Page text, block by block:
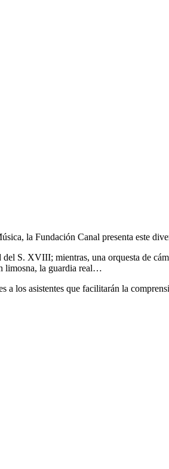
la Fundación Canal presenta este
S. XVIII; mientras, una orquesta de
limosna, la guardia real…
a los asistentes que facilitarán la